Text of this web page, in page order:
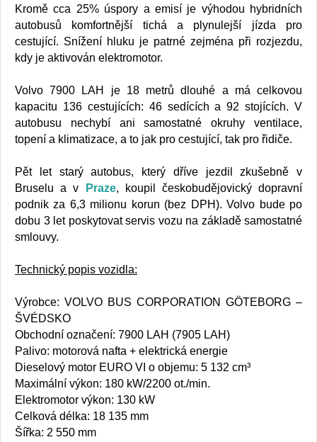
Kromě cca 25% úspory a emisí je výhodou hybridních
autobusů komfortnější tichá a plynulejší jízda pro
cestující. Snížení hluku je patrné zejména při rozjezdu,
kdy je aktivován elektromotor.
Volvo 7900 LAH je 18 metrů dlouhé a má celkovou
kapacitu 136 cestujících: 46 sedících a 92 stojících. V
autobusu nechybí ani samostatné okruhy ventilace,
topení a klimatizace, a to jak pro cestující, tak pro řidiče.
Pět let starý autobus, který dříve jezdil zkušebně v
Bruselu a v
Praze, koupil českobudějovický dopravní
podnik za 6,3 milionu korun (bez DPH). Volvo bude po
dobu 3 let poskytovat servis vozu na základě samostatné
smlouvy.
Technický popis vozidla:
Výrobce: VOLVO BUS CORPORATION GÖTEBORG –
ŠVÉDSKO
Obchodní označení: 7900 LAH (7905 LAH)
Palivo: motorová nafta + elektrická energie
Dieselový motor EURO VI o objemu: 5 132 cm³
Maximální výkon: 180 kW/2200 ot./min.
Elektromotor výkon: 130 kW
Celková délka: 18 135 mm
Šířka: 2 550 mm